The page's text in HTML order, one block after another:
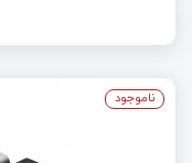
ناموجود